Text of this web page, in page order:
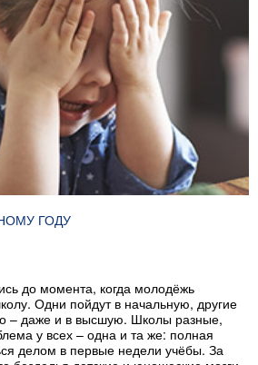
ГОДУ
до момента, когда молодёжь
Одни пойдут в начальную, другие
– даже и в высшую. Школы разные,
у всех – одна и та же: полная
делом в первые недели учёбы. За